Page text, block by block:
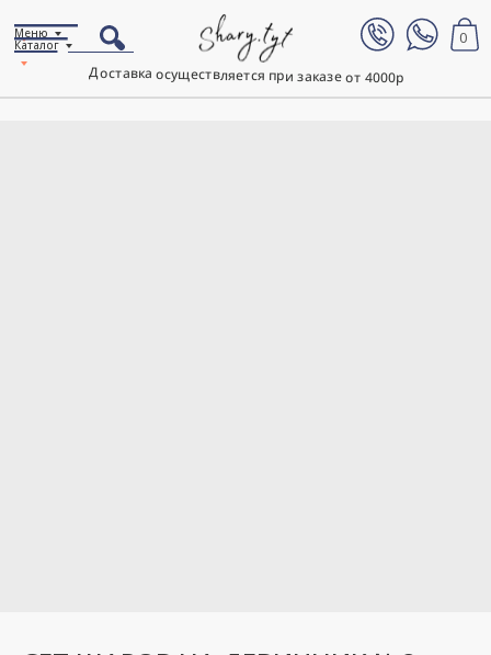
Доставка осуществляется при заказе от 4000р
0
Каталог
Меню